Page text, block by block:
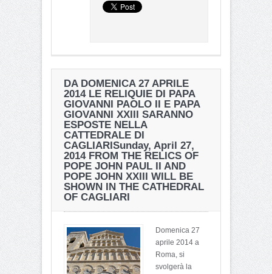
DA DOMENICA 27 APRILE
2014 LE RELIQUIE DI PAPA
GIOVANNI PAOLO II E PAPA
GIOVANNI XXIII SARANNO
ESPOSTE NELLA
CATTEDRALE DI
CAGLIARI Sunday, April 27,
2014 FROM THE RELICS OF
POPE JOHN PAUL II AND
POPE JOHN XXIII WILL BE
SHOWN IN THE CATHEDRAL
OF CAGLIARI
Domenica 27
aprile 2014 a
Roma, si
svolgerà la